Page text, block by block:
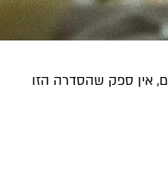
אין ספק שהסדרה הזו